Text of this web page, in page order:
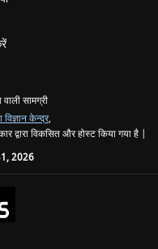
वाली सामग्री
विज्ञान केन्द्र,
द्वारा विकसित और होस्ट किया गया है |
2026